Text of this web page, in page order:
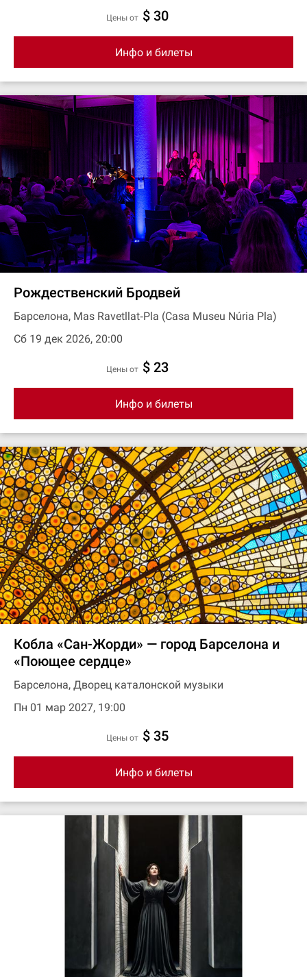
цены от $ 30
Инфо и билеты
Рождественский Бродвей
Барселона, Mas Ravetllat‐Pla (Casa Museu Núria Pla)
Сб 19 дек 2026, 20:00
цены от $ 23
Инфо и билеты
Кобла «Сан-Жорди» — город Барселона и
«Поющее сердце»
Барселона, Дворец каталонской музыки
Пн 01 мар 2027, 19:00
цены от $ 35
Инфо и билеты